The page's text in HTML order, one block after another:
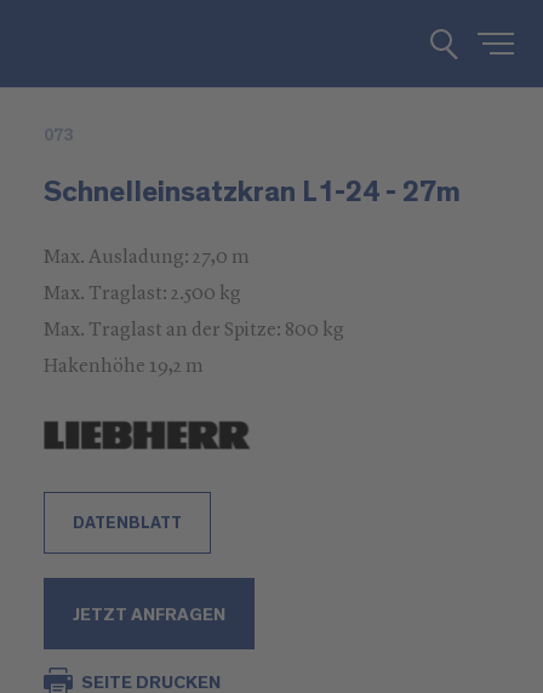
073
Schnelleinsatzkran L1-24 - 27m
Max. Ausladung: 27,0 m
Max. Traglast: 2.500 kg
Max. Traglast an der Spitze: 800 kg
Hakenhöhe 19,2 m
DATENBLATT
JETZT ANFRAGEN
SEITE DRUCKEN